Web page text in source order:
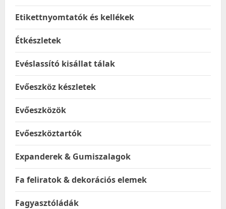
Etikettnyomtatók és kellékek
Étkészletek
Evéslassító kisállat tálak
Evőeszköz készletek
Evőeszközök
Evőeszköztartók
Expanderek & Gumiszalagok
Fa feliratok & dekorációs elemek
Fagyasztóládák